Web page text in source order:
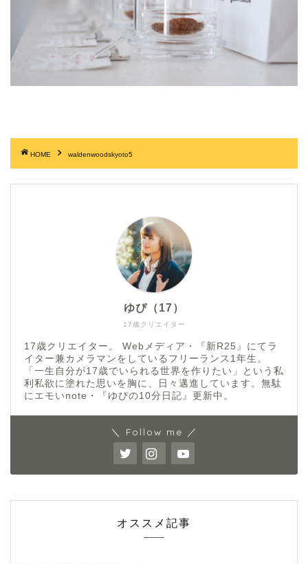
HOME waldenwoodskyoto5
17歳クリエイター
ゆぴ（17）
17歳クリエイター。 Webメディア・『新R25』にてラ
イター兼カメラマンをしているフリーランス1年生。
「一生自分が17歳でいられる世界を作りたい」という私
利私欲に塗れた思いを胸に、日々邁進しています。無駄
にエモいnote・『ゆぴの10分日記』更新中。
＼ Follow me ／
オススメ記事